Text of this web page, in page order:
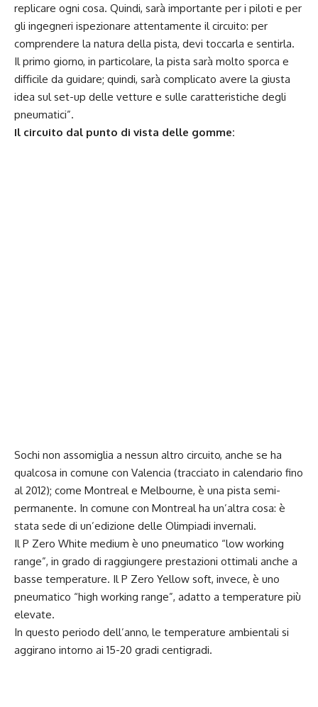
replicare ogni cosa. Quindi, sarà importante per i piloti e per
gli ingegneri ispezionare attentamente il circuito: per
comprendere la natura della pista, devi toccarla e sentirla.
Il primo giorno, in particolare, la pista sarà molto sporca e
difficile da guidare; quindi, sarà complicato avere la giusta
idea sul set-up delle vetture e sulle caratteristiche degli
pneumatici”.
Il circuito dal punto di vista delle gomme:
Sochi non assomiglia a nessun altro circuito, anche se ha
qualcosa in comune con Valencia (tracciato in calendario fino
al 2012); come Montreal e Melbourne, è una pista semi-
permanente. In comune con Montreal ha un’altra cosa: è
stata sede di un’edizione delle Olimpiadi invernali.
Il P Zero White medium è uno pneumatico “low working
range”, in grado di raggiungere prestazioni ottimali anche a
basse temperature. Il P Zero Yellow soft, invece, è uno
pneumatico “high working range”, adatto a temperature più
elevate.
In questo periodo dell’anno, le temperature ambientali si
aggirano intorno ai 15-20 gradi centigradi.